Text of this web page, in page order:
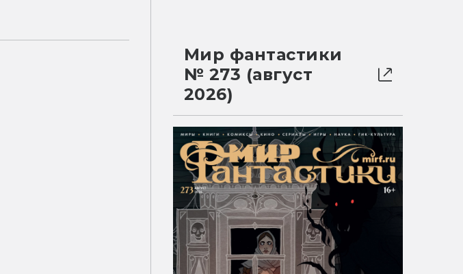
Мир фантастики
№ 273 (август
2026)